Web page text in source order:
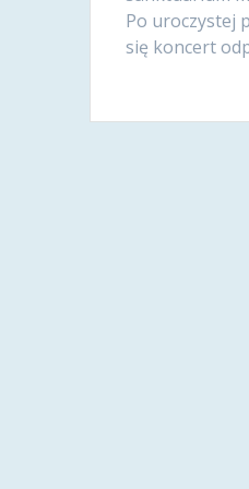
Po uroczystej
się koncert